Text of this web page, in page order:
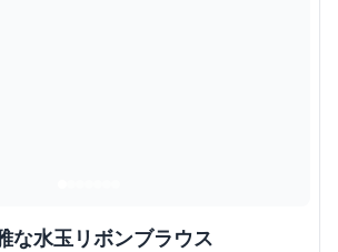
な水玉リボンブラウス